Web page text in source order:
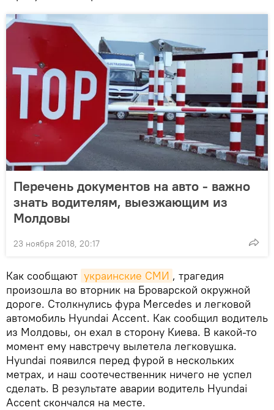
Перечень документов на авто - важно
знать водителям, выезжающим из
Молдовы
23 ноября 2018, 20:17
Как сообщают украинские СМИ , трагедия
произошла во вторник на Броварской окружной
дороге. Столкнулись фура Mercedes и легковой
автомобиль Hyundai Accent. Как сообщил водитель
из Молдовы, он ехал в сторону Киева. В какой-то
момент ему навстречу вылетела легковушка.
Hyundai появился перед фурой в нескольких
метрах, и наш соотечественник ничего не успел
сделать. В результате аварии водитель Hyundai
Accent скончался на месте.